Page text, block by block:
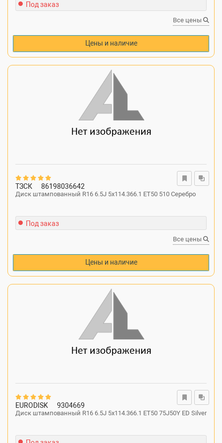
Под заказ
Все цены
Цены и наличие
ТЗСК 86198036642
Диск штампованный R16 6.5J 5x114.366.1 ET50 510 Серебро
Под заказ
Все цены
Цены и наличие
EURODISK 9304669
Диск штампованный R16 6.5J 5x114.366.1 ET50 75J50Y ED Silver